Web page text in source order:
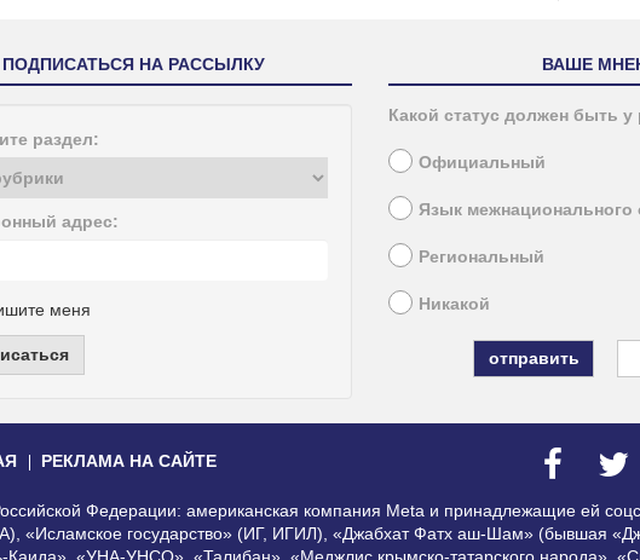
ПОДПИСАТЬСЯ НА РАССЫЛКУ
раздел:
адрес:
меня
ВАШЕ
Какой статус должен быть у
Официальный
Язык межнационального
Региональный
Никакой
РЕКЛАМА НА САЙТЕ
Федерации: американская компания Meta и принадлежащие ей
«Исламское государство» (ИГ, ИГИЛ), «Джабхат Фатх аш-Шам» (бывшая
«УНА-УНСО», «Талибан», «Меджлис крымско-татарского народа»,